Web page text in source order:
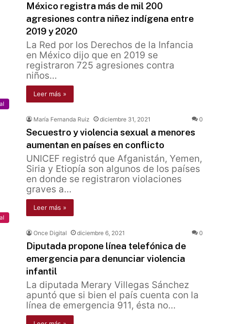
México registra más de mil 200
agresiones contra niñez indígena entre
2019 y 2020
La Red por los Derechos de la Infancia
en México dijo que en 2019 se
registraron 725 agresiones contra
niños…
Leer más »
María Fernanda Ruiz diciembre 31, 2021 0
Secuestro y violencia sexual a menores
aumentan en países en conflicto
UNICEF registró que Afganistán, Yemen,
Siria y Etiopía son algunos de los países
en donde se registraron violaciones
graves a…
Leer más »
Once Digital diciembre 6, 2021 0
Diputada propone línea telefónica de
emergencia para denunciar violencia
infantil
La diputada Merary Villegas Sánchez
apuntó que si bien el país cuenta con la
línea de emergencia 911, ésta no…